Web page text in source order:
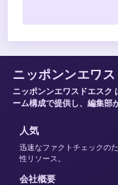
ニッポンンエワス
ニッポンンエワスドエスク
ーム構成で提供し、編集部
人気
迅速なファクトチェックの
性リソース。
会社概要